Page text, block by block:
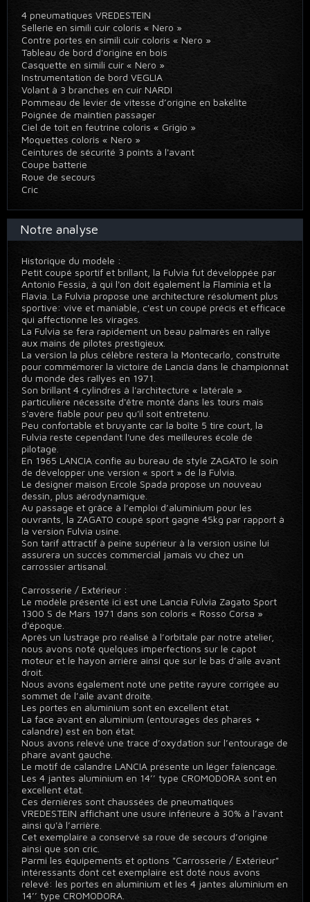
4 pneumatiques VREDESTEIN
Sellerie en simili cuir coloris « Nero »
Contre portes en simili cuir coloris « Nero »
Tableau de bord d'origine en bois
Casquette en simili cuir « Nero »
Instrumentation de bord VEGLIA
Volant à 3 branches en cuir NARDI
Pommeau de levier de vitesse d’origine en bakélite
Poignée de maintien passager
Ciel de toit en feutrine coloris « Grigio »
Moquettes coloris « Nero »
Ceintures de sécurité 3 points à l'avant
Coupe batterie
Roue de secours
Cric
Notre analyse
Historique du modèle :
Petit coupé sportif et brillant, la Fulvia fut développée par
Antonio Fessia, à qui l'on doit également la Flaminia et la
Flavia. La Fulvia propose une architecture résolument plus
sportive: vive et maniable, c'est un coupé précis et efficace
qui affectionne les virages.
La Fulvia se fera rapidement un beau palmarès en rallye
aux mains de pilotes prestigieux.
La version la plus célèbre restera la Montecarlo, construite
pour commémorer la victoire de Lancia dans le championnat
du monde des rallyes en 1971.
Son brillant 4 cylindres à l'architecture « latérale »
particulière nécessite d'être monté dans les tours mais
s'avère fiable pour peu qu'il soit entretenu.
Peu confortable et bruyante car la boîte 5 tire court, la
Fulvia reste cependant l'une des meilleures école de
pilotage.
En 1965 LANCIA confie au bureau de style ZAGATO le soin
de développer une version « sport » de la Fulvia.
Le designer maison Ercole Spada propose un nouveau
dessin, plus aérodynamique.
Au passage et grâce à l’emploi d’aluminium pour les
ouvrants, la ZAGATO coupé sport gagne 45kg par rapport à
la version Fulvia usine.
Son tarif attractif à peine supérieur à la version usine lui
assurera un succès commercial jamais vu chez un
carrossier artisanal.
Carrosserie / Extérieur :
Le modèle présenté ici est une Lancia Fulvia Zagato Sport
1300 S de Mars 1971 dans son coloris « Rosso Corsa »
d'époque.
Après un lustrage pro réalisé à l’orbitale par notre atelier,
nous avons noté quelques imperfections sur le capot
moteur et le hayon arrière ainsi que sur le bas d’aile avant
droit.
Nous avons également noté une petite rayure corrigée au
sommet de l’aile avant droite.
Les portes en aluminium sont en excellent état.
La face avant en aluminium (entourages des phares +
calandre) est en bon état.
Nous avons relevé une trace d’oxydation sur l’entourage de
phare avant gauche.
Le motif de calandre LANCIA présente un léger faïençage.
Les 4 jantes aluminium en 14’’ type CROMODORA sont en
excellent état.
Ces dernières sont chaussées de pneumatiques
VREDESTEIN affichant une usure inférieure à 30% à l’avant
ainsi qu'à l’arrière.
Cet exemplaire a conservé sa roue de secours d’origine
ainsi que son cric.
Parmi les équipements et options "Carrosserie / Extérieur"
intéressants dont cet exemplaire est doté nous avons
relevé: les portes en aluminium et les 4 jantes aluminium en
14’’ type CROMODORA.